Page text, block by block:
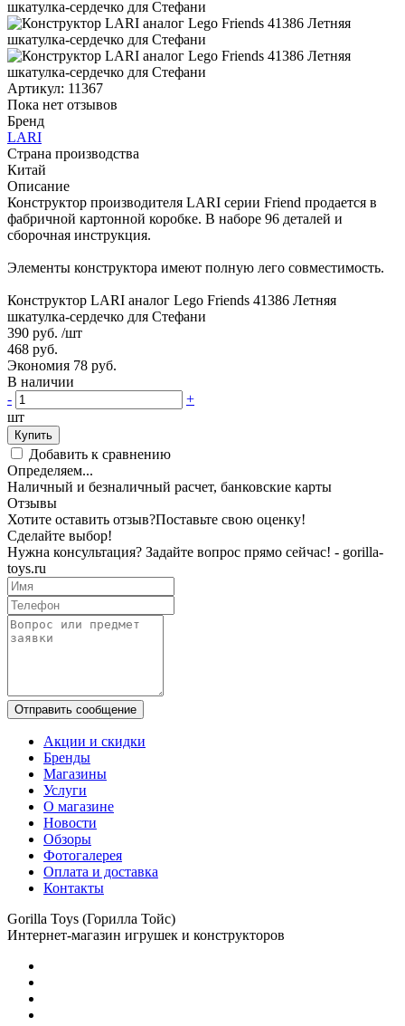
Артикул: 11367
Пока нет отзывов
Бренд
LARI
Страна производства
Китай
Описание
Конструктор производителя LARI серии Friend продается в
фабричной картонной коробке. В наборе 96 деталей и
сборочная инструкция.
Элементы конструктора имеют полную лего совместимость.
Конструктор LARI аналог Lego Friends 41386 Летняя
шкатулка-сердечко для Стефани
390 руб. /шт
468 руб.
Экономия 78 руб.
В наличии
-
+
шт
Купить
Добавить к сравнению
Определяем...
Наличный и безналичный расчет, банковские карты
Отзывы
Хотите оставить отзыв?Поставьте свою оценку!
Сделайте выбор!
Нужна консультация? Задайте вопрос прямо сейчас! - gorilla-
toys.ru
Отправить сообщение
Акции и скидки
Бренды
Магазины
Услуги
О магазине
Новости
Обзоры
Фотогалерея
Оплата и доставка
Контакты
Gorilla Toys (Горилла Тойс)
Интернет-магазин игрушек и конструкторов